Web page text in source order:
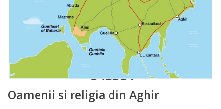
Oamenii si religia din Aghir